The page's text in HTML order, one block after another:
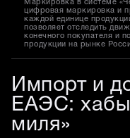
Маркировка в системе
цифровая маркировка и
каждой единице
позволяет отследить
конечного покупателя и
продукции на рынке
Импорт и
ЕАЭС: хабы
миля»